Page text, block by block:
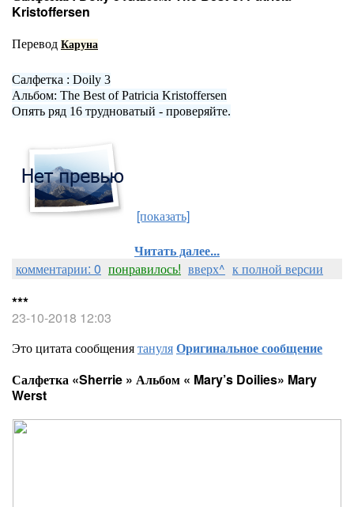
Kristoffersen
Перевод Каруна
Салфетка : Doily 3
Альбом: The Best of Patricia Kristoffersen
Опять ряд 16 трудноватый - проверяйте.
[показать]
Читать далее...
комментарии: 0 понравилось! вверх^ к полной версии
***
23-10-2018 12:03
Это цитата сообщениятануляОригинальное сообщение
Салфетка «Sherrie » Альбом « Mary’s Doilies» Mary
Werst